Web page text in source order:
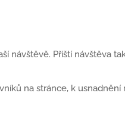
návštěvě. Příští návštěva
na stránce, k usnadnění